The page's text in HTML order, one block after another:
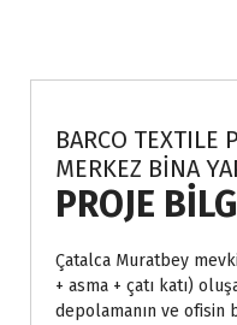
BARCO TEXTILE
MERKEZ BİNA
PROJE
Çatalca Muratbey
+ asma + çatı katı)
depolamanın ve ofisin